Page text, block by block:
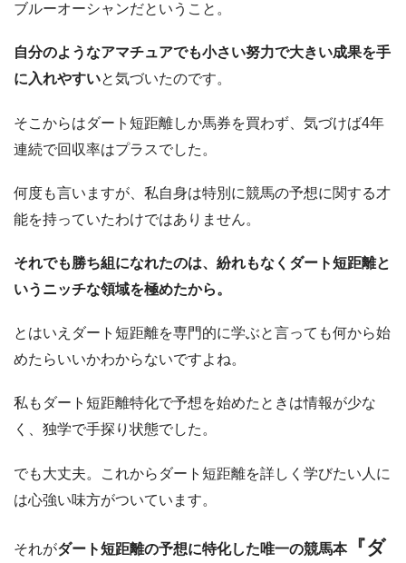
ブルーオーシャンだということ。
自分のようなアマチュアでも小さい努力で大きい成果を手
に入れやすいと気づいたのです。
そこからはダート短距離しか馬券を買わず、気づけば4年
連続で回収率はプラスでした。
何度も言いますが、私自身は特別に競馬の予想に関する才
能を持っていたわけではありません。
それでも勝ち組になれたのは、紛れもなくダート短距離と
いうニッチな領域を極めたから。
とはいえダート短距離を専門的に学ぶと言っても何から始
めたらいいかわからないですよね。
私もダート短距離特化で予想を始めたときは情報が少な
く、独学で手探り状態でした。
でも大丈夫。これからダート短距離を詳しく学びたい人に
は心強い味方がついています。
それがダート短距離の予想に特化した唯一の競馬本『ダ